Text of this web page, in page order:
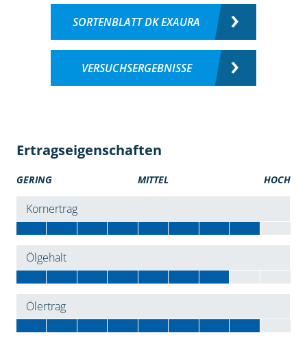
SORTENBLATT DK EXAURA
VERSUCHSERGEBNISSE
Ertragseigenschaften
GERING MITTEL HOCH
Kornertrag
Ölgehalt
Ölertrag